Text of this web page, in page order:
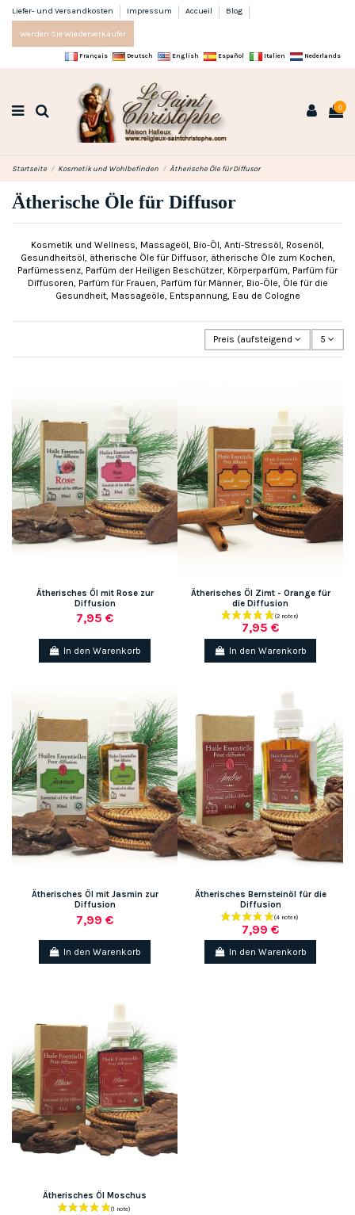
Liefer- und Versandkosten Impressum Accueil Blog
Werden Sie Wiederverkäufer
Français Deutsch English Español Italien Nederlands
0
Startseite Kosmetik und Wohlbefinden Ätherische Öle für Diffusor
Ätherische Öle für Diffusor
Kosmetik und Wellness, Massageöl, Bio-Öl, Anti-Stressöl, Rosenöl,
Gesundheitsöl, ätherische Öle für Diffusor, ätherische Öle zum Kochen,
Parfümessenz, Parfüm der Heiligen Beschützer, Körperparfüm, Parfüm für
Diffusoren, Parfüm für Frauen, Parfüm für Männer, Bio-Öle, Öle für die
Gesundheit, Massageöle, Entspannung, Eau de Cologne
Preis (aufsteigend) 5
Ätherisches Öl mit Rose zur
Diffusion
7,95 €
In den Warenkorb
Ätherisches Öl Zimt - Orange für
die Diffusion
7,95 €
In den Warenkorb
Ätherisches Öl mit Jasmin zur
Diffusion
7,99 €
In den Warenkorb
Ätherisches Bernsteinöl für die
Diffusion
7,99 €
In den Warenkorb
Ätherisches Öl Moschus